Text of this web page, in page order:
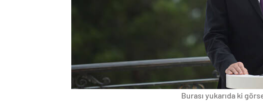
Burası yukarıda ki